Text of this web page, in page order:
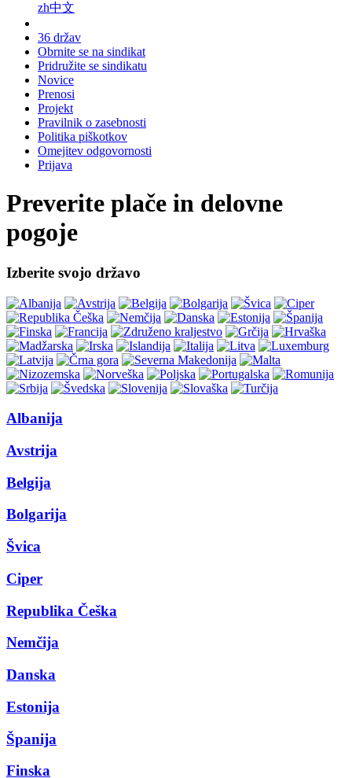
zh中文
36 držav
Obrnite se na sindikat
Pridružite se sindikatu
Novice
Prenosi
Projekt
Pravilnik o zasebnosti
Politika piškotkov
Omejitev odgovornosti
Prijava
Preverite plače in delovne
pogoje
Izberite svojo državo
Albanija
Avstrija
Belgija
Bolgarija
Švica
Ciper
Republika Češka
Nemčija
Danska
Estonija
Španija
Finska